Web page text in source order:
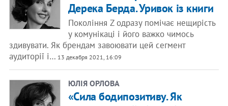
Дерека Берда. Уривок із книги
Покоління Z одразу помічає нещирість
у комунікаці і його важко чимось
здивувати. Як брендам завоювати цей сегмент
аудиторії і… 13 декабря 2021, 16:09
ЮЛІЯ ОРЛОВА
«Сила бодипозитиву. Як